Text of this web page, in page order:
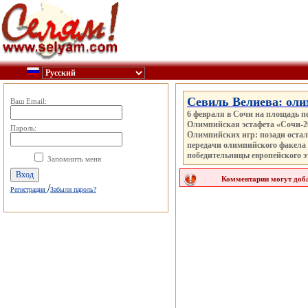
Ваш Email:
Пароль:
Запомнить меня
Регистрация /Забыли пароль?
Севиль Велиева:
6 февраля в Сочи на площадь
Олимпийская эстафета «Сочи-
Олимпийских игр: позади
передачи олимпийского
победительницы европейского
Комментарии могут